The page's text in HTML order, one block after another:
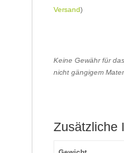
Versand)
Keine Gewähr für
nicht gängigem
Zusätzliche